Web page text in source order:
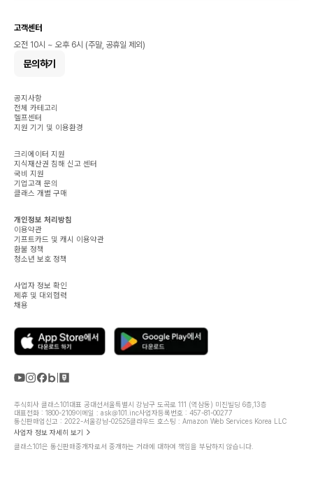
고객센터
오전 10시 ~ 오후 6시 (주말, 공휴일 제외)
문의하기
공지사항
전체 카테고리
헬프센터
지원 기기 및 이용환경
크리에이터 지원
지식재산권 침해 신고 센터
국비 지원
기업고객 문의
클래스 개별 구매
개인정보 처리방침
이용약관
기프트카드 및 캐시 이용약관
환불 정책
청소년 보호 정책
사업자 정보 확인
제휴 및 대외협력
채용
주식회사 클래스101대표 공대선서울특별시 강남구 도곡로 111 (역삼동) 미진빌딩 6층,13층
대표전화 : 1800-2109이메일 : ask@101.inc사업자등록번호 : 457-81-00277
통신판매업신고 : 2022-서울강남-02525클라우드 호스팅 : Amazon Web Services Korea LLC
사업자 정보 자세히 보기
클래스101은 통신판매중개자로서 중개하는 거래에 대하여 책임을 부담하지 않습니다.